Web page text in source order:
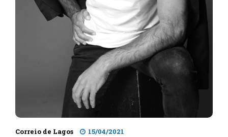
Correio de Lagos 15/04/2021